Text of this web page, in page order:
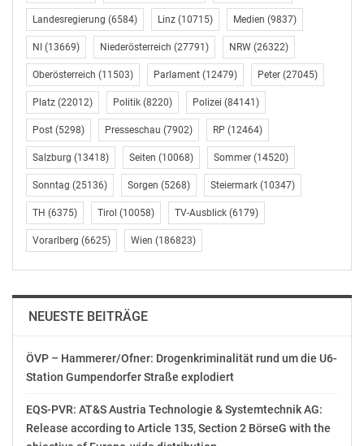
„Bau.Energie.Wohnen.“ und „Schule und Beruf“. Mikl-
Leitner gratulierte zu dieser Erfolgsgeschichte und
dankte allen, die dazu beigetragen haben,
stellvertretend Präsident Hannes Heindl und
Geschäftsführer Andreas Koch. Als Braustadt verbinde
Wieselburg Tradition und Innovation, nannte die
Landeshauptfrau das Wieselburger Bier und auch die
Hölzl Brauerei. Weiters betonte Mikl-Leitner
Wieselburgs Bekanntheit durch „das Volksfest, wo das
Miteinander gelebt wird“.
Die Landeshauptfrau bezeichnete Wieselburg als „Ort
zum Leben“ und „Ort mit großer Zukunft“: „Wieselburg
ist.“ Als wesentlichen Grund führte Mikl-Leitner „die
beeindruckende Bildungslandschaft“ an: „Was
ein durchgängiges Bildungsangebot von der frühen
Kindheit bis zur akademischen Ausbildung.“ Als weitere
Fachhochschule und dem Francisco Josephinum als
„besonderes Aushängeschild“ nannte die
Landesregierung (6584) Linz (10715) Medien (9837)
NI (13669) Niederösterreich (27791) NRW (26322)
Oberösterreich (11503) Parlament (12479) Peter (27045)
Platz (22012) Politik (8220) Polizei (84141)
Post (5298) Presseschau (7902) RP (12464)
Salzburg (13418) Seiten (10068) Sommer (14520)
Sonntag (25136) Sorgen (5268) Steiermark (10347)
TH (6375) Tirol (10058) TV-Ausblick (6179)
Vorarlberg (6625) Wien (186823)
NEUESTE BEITRÄGE
ÖVP – Hammerer/Ofner: Drogenkriminalität rund um die U6-
Station Gumpendorfer Straße explodiert
EQS-PVR: AT&S Austria Technologie & Systemtechnik AG:
Release according to Article 135, Section 2 BörseG with the